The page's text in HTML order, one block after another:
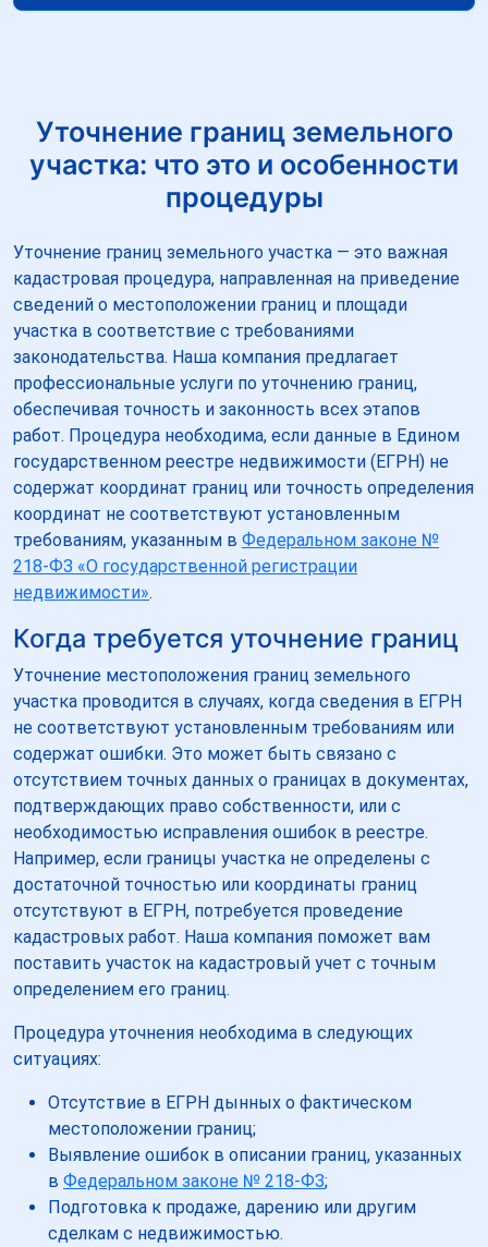
Уточнение границ земельного
участка: что это и особенности
процедуры
Уточнение границ земельного участка — это важная
кадастровая процедура, направленная на приведение
сведений о местоположении границ и площади
участка в соответствие с требованиями
законодательства. Наша компания предлагает
профессиональные услуги по уточнению границ,
обеспечивая точность и законность всех этапов
работ. Процедура необходима, если данные в Едином
государственном реестре недвижимости (ЕГРН) не
содержат координат границ или точность определения
координат не соответствуют установленным
требованиям, указанным в Федеральном законе №
218-ФЗ «О государственной регистрации
недвижимости».
Когда требуется уточнение границ
Уточнение местоположения границ земельного
участка проводится в случаях, когда сведения в ЕГРН
не соответствуют установленным требованиям или
содержат ошибки. Это может быть связано с
отсутствием точных данных о границах в документах,
подтверждающих право собственности, или с
необходимостью исправления ошибок в реестре.
Например, если границы участка не определены с
достаточной точностью или координаты границ
отсутствуют в ЕГРН, потребуется проведение
кадастровых работ. Наша компания поможет вам
поставить участок на кадастровый учет с точным
определением его границ.
Процедура уточнения необходима в следующих
ситуациях:
Отсутствие в ЕГРН дынных о фактическом
местоположении границ;
Выявление ошибок в описании границ, указанных
в Федеральном законе № 218-ФЗ;
Подготовка к продаже, дарению или другим
сделкам с недвижимостью.